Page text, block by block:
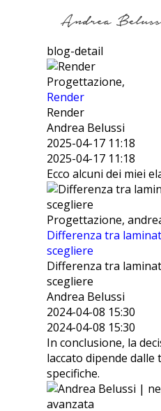
blog-detail
Progettazione,
Render
Render
Andrea Belussi
2025-04-17 11:18
2025-04-17 11:18
Ecco alcuni dei miei
Progettazione,
Differenza tra
scegliere
Differenza tra
scegliere
Andrea Belussi
2024-04-08 15:30
2024-04-08 15:30
In conclusione, la
laccato dipende dalle
specifiche.